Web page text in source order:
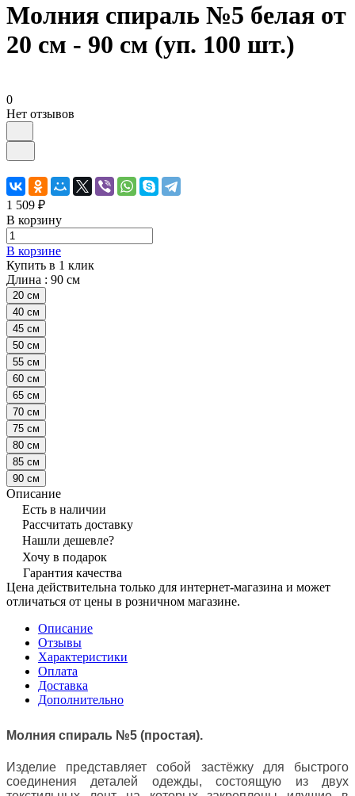
Молния спираль №5 белая от
20 см - 90 см (уп. 100 шт.)
0
Нет отзывов
1 509 ₽
В корзину
В корзине
Купить в 1 клик
Длина : 90 см
20 см
40 см
45 см
50 см
55 см
60 см
65 см
70 см
75 см
80 см
85 см
90 см
Описание
Есть в наличии
Рассчитать доставку
Нашли дешевле?
Хочу в подарок
Гарантия качества
Цена действительна только для интернет-магазина и может
отличаться от цены в розничном магазине.
Описание
Отзывы
Характеристики
Оплата
Доставка
Дополнительно
Молния спираль №5 (простая).
Изделие представляет собой застёжку для быстрого
соединения деталей одежды, состоящую из двух